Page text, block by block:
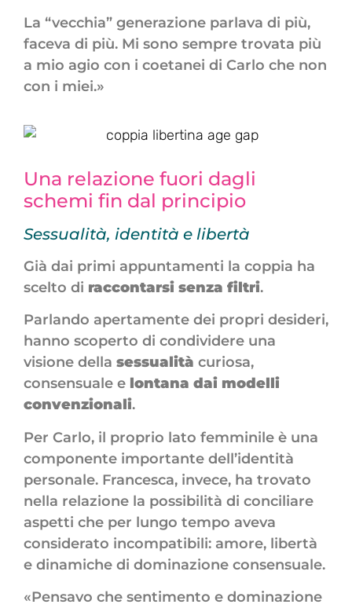
La “vecchia” generazione parlava di più,
faceva di più. Mi sono sempre trovata più
a mio agio con i coetanei di Carlo che non
con i miei.»
Una relazione fuori dagli
schemi fin dal principio
Sessualità, identità e libertà
Già dai primi appuntamenti la coppia ha
scelto di raccontarsi senza filtri.
Parlando apertamente dei propri desideri,
hanno scoperto di condividere una
visione della sessualità curiosa,
consensuale e lontana dai modelli
convenzionali.
Per Carlo, il proprio lato femminile è una
componente importante dell’identità
personale. Francesca, invece, ha trovato
nella relazione la possibilità di conciliare
aspetti che per lungo tempo aveva
considerato incompatibili: amore, libertà
e dinamiche di dominazione consensuale.
«Pensavo che sentimento e dominazione